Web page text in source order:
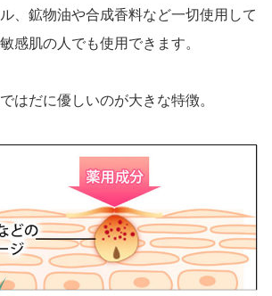
、鉱物油や合成香料など一切使用して
感肌の人でも使用できます。
はだに優しいのが大きな特徴。